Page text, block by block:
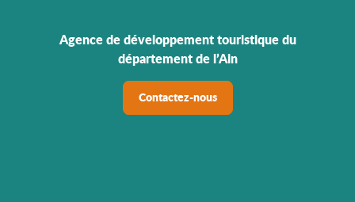
Agence de développement touristique du
département de l’Ain
Contactez-nous